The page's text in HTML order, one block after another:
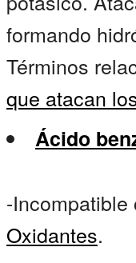
formando
Términos
que atacan
Ácido
-Incompatible
Oxidantes.